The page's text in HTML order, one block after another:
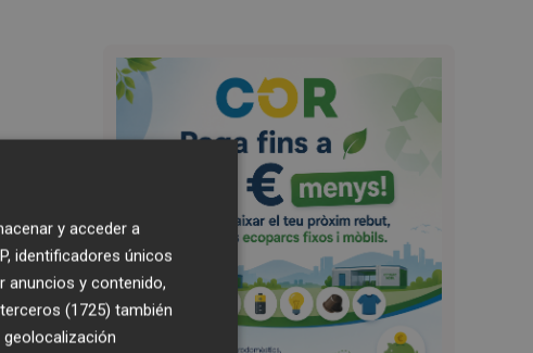
y acceder a
identificadores únicos
anuncios y contenido,
(1725) también